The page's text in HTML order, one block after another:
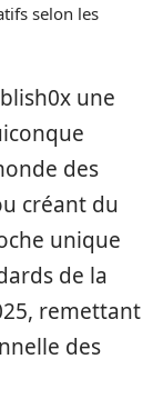
selon les
une
des
créant du
unique
de la
remettant
des